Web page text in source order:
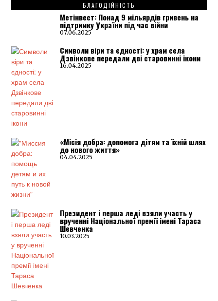
БЛАГОДІЙНІСТЬ
Метінвест: Понад 9 мільярдів гривень на
підтримку України під час війни
07.06.2025
Символи віри та єдності: у храм села
Дзвінкове передали дві старовинні ікони
16.04.2025
«Місія добра: допомога дітям та їхній шлях
до нового життя»
04.04.2025
Президент і перша леді взяли участь у
врученні Національної премії імені Тараса
Шевченка
10.03.2025